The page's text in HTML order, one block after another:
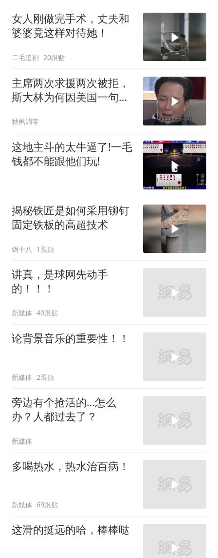
女人刚做完手术，丈夫和
婆婆竟这样对待她！
二毛追剧 20跟贴
主席两次求援两次被拒，
斯大林为何因美国一句话
秋枫凋零
这地主斗的太牛逼了!一毛
钱都不能跟他们玩!
揭秘铁匠是如何采用铆钉
固定铁板的高超技术
锅十八 1跟贴
讲真，是球网先动手
的！！！
新媒体 40跟贴
论背景音乐的重要性！！
新媒体 2跟贴
旁边有个抢活的…怎么
办？人都过去了？
新媒体
多喝热水，热水治百病！
新媒体 69跟贴
这滑的挺远的哈，棒棒哒